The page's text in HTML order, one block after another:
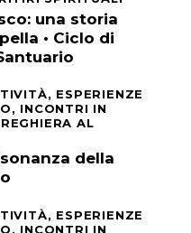
una storia
• Ciclo di
ESPERIENZE
INCONTRI IN
AL
della
ESPERIENZE
INCONTRI IN